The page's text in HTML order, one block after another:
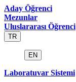
Aday Öğrenci
Mezunlar
Uluslararası Öğrenci
TR
EN
Laboratuvar Sistemi